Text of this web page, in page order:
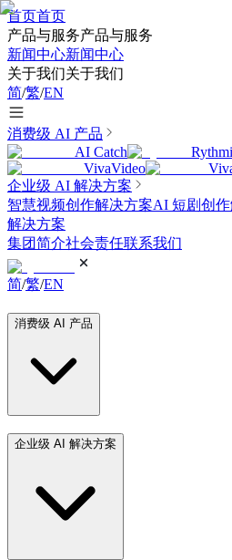
首页首页
产品与服务产品与服务
新闻中心新闻中心
关于我们关于我们
简/繁/EN
消费级 AI 产品
AI Catch
VivaVideo
企业级 AI 解决方案
智慧视频创作解决方案AI 短剧创
解决方案
集团简介社会责任联系我们
简/繁/EN
消费级 AI 产品
企业级 AI 解决方案